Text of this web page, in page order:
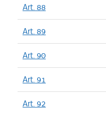
Art. 88
Art. 89
Art. 90
Art. 91
Art. 92